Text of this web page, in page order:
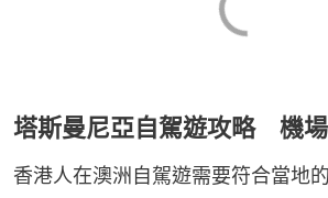
塔斯曼尼亞自駕遊攻略 機
香港人在澳洲自駕遊需要符合當地